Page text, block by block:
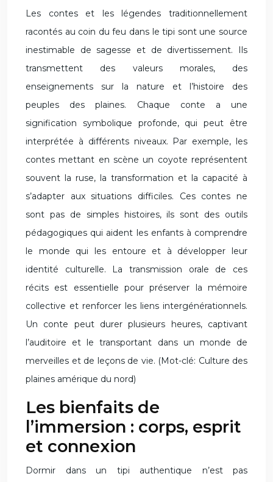
Les contes et les légendes traditionnellement
racontés au coin du feu dans le tipi sont une source
inestimable de sagesse et de divertissement. Ils
transmettent des valeurs morales, des
enseignements sur la nature et l’histoire des
peuples des plaines. Chaque conte a une
signification symbolique profonde, qui peut être
interprétée à différents niveaux. Par exemple, les
contes mettant en scène un coyote représentent
souvent la ruse, la transformation et la capacité à
s’adapter aux situations difficiles. Ces contes ne
sont pas de simples histoires, ils sont des outils
pédagogiques qui aident les enfants à comprendre
le monde qui les entoure et à développer leur
identité culturelle. La transmission orale de ces
récits est essentielle pour préserver la mémoire
collective et renforcer les liens intergénérationnels.
Un conte peut durer plusieurs heures, captivant
l’auditoire et le transportant dans un monde de
merveilles et de leçons de vie. (Mot-clé: Culture des
plaines amérique du nord)
Les bienfaits de
l’immersion : corps, esprit
et connexion
Dormir dans un tipi authentique n’est pas